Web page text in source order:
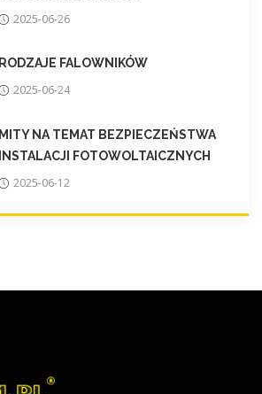
2025-06-26
RODZAJE FALOWNIKÓW
2025-06-24
MITY NA TEMAT BEZPIECZEŃSTWA
INSTALACJI FOTOWOLTAICZNYCH
2025-06-12